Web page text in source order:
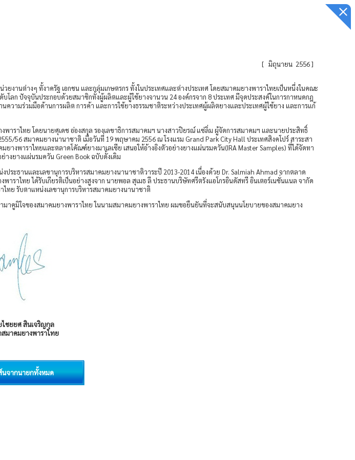
[ มิถุนายน 2556]
านต่างๆ ทั้งาครัฐ เอกชน และกลุ่มเกษตรกร ทั้งในประเทศและต่างประเทศ โดยสมาคมยางพาราไทยเป็นหนึ่งในคณะ
ลก ปัจจุบันประกอบด้วยสมาชิกทั้งผู้ผลิตและผู้ใช้ยางจานวน 24 องค์กรจาก 8 ประเทศ มีจุดประสงค์ในการกาหนดกฎ
วามร่วมมือด้านการผลิต การค้า และการใช้ยางธรรมชาติระหว่างประเทศผู้ผลิตยางและประเทศผู้ใช้ยาง และการแก้
ราไทย โดยนายศุเดช อ่องสกุล รองเลขาธิการสมาคมฯ นางสาวปิยรณ์ แซ่ลิ่ม ผู้จัดการสมาคมฯ และนายประสิทธิ์
56 สมาคมยางนานาชาติ เมื่อวันที่ 19 พฤษาคม 2556 ณ โรงแรม Grand Park City Hall ประเทศสิงคโปร์ สาระสา
งพาราไทยและตลาดโคัณฑ์ยางมาเลเซีย เสนอให้อ้างอิงตัวอย่างยางแผ่นรมควัน(IRA Master Samples) ที่ได้จัดทา
างยางแผ่นรมควัน Green Book ฉบับดั้งเดิม
ธานและเลขานุการบริหารสมาคมยางนานาชาติวาระปี 2013-2014 เนื่องด้วย Dr. Salmiah Ahmad จากตลาด
าไทย ได้รับเกียรติเป็นอย่างสูงจาก นายพอล สุเมธ ลี ประธานบริษัทศรีตรังแอโกรอินดัสทรี อินเตอร์เนชั่นแนล จากัด
ทย รับตาแหน่งเลขานุการบริหารสมาคมยางนานาชาติ
าคูมิใจของสมาคมยางพาราไทย ในนามสมาคมยางพาราไทย ผมขอยืนยันที่จะสนับสนุนนโยบายของสมาคมยาง
ไชยยศ สินเจริญกุล
มาคมยางพาราไทย
นจากนายกทั้งหมด